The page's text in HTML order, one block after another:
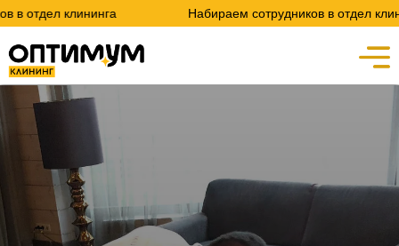
Набираем сотрудников в отдел клининга